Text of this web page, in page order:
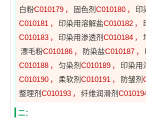
白粉C010179 ， 固色剂 C010180 ，
印
C010181 ， 印染用溶解盐C010182 ，
C010183 ， 印染用渗透剂 C010184 ，
漂毛粉C010186 ， 防染盐C010187 ，
C010188 ， 匀染剂 C010189 ，
印染用
C010190 ， 柔软剂 C010191 ， 防皱剂
整理剂 C010193 ， 纤维润滑剂
二：